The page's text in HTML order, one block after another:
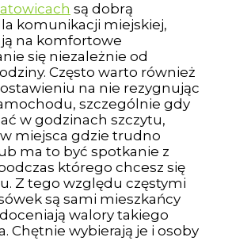
są dobrą
komunikacji miejskiej,
na komfortowe
się niezależnie od
Często warto również
na nie rezygnując
szczególnie gdy
w godzinach szczytu,
miejsca gdzie trudno
ma to być spotkanie z
którego chcesz się
Z tego względu częstymi
są sami mieszkańcy
walory takiego
Chętnie wybierają je i osoby